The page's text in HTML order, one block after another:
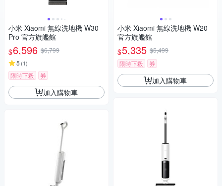
小米 Xiaomi 無線洗地機 W30
Pro 官方旗艦館
$6,596 $6,799
5 (1)
限時下殺 券
加入購物車
小米 Xiaomi 無線洗地機 W20
官方旗艦館
$5,335 $5,499
限時下殺
券
加入購物車